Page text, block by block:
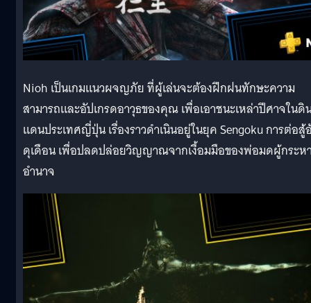
Nioh เป็นเกมแนวผจญภัย ที่ผู้เล่นจะต้องฝึกฝนทักษะความ
สามารถและอัปเกรดอาวุธของคุณ เพื่อเอาชนะเหล่าปีศาจในดิ
แดนประเทศญี่ปุ่น เรื่องราวดำเนินอยู่ในยุค Sengoku การต่อสู้
ดุเดือน เพื่อปลดปล่อยวิญญาณจากเงื้อมมือของพ่อมดผู้กระห
อำนาจ